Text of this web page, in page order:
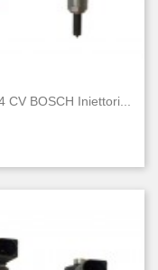
BOSCH Iniettori...